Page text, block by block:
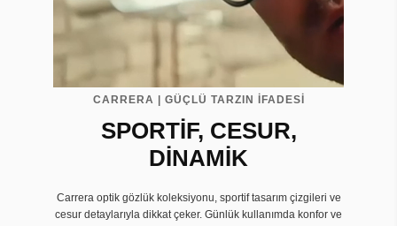
CARRERA | GÜÇLÜ TARZIN İFADESİ
SPORTİF, CESUR,
DİNAMİK
Carrera optik gözlük koleksiyonu, sportif tasarım çizgileri ve
cesur detaylarıyla dikkat çeker. Günlük kullanımda konfor ve